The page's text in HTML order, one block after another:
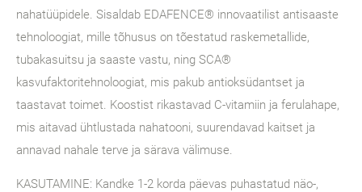
nahatüüpidele. Sisaldab EDAFENCE® innovaatilist antisaaste
tehnoloogiat, mille tõhusus on tõestatud raskemetallide,
tubakasuitsu ja saaste vastu, ning SCA®
kasvufaktoritehnoloogiat, mis pakub antioksüdantset ja
taastavat toimet. Koostist rikastavad C-vitamiin ja ferulahape,
mis aitavad ühtlustada nahatooni, suurendavad kaitset ja
annavad nahale terve ja särava välimuse.
KASUTAMINE: Kandke 1-2 korda päevas puhastatud näo-,